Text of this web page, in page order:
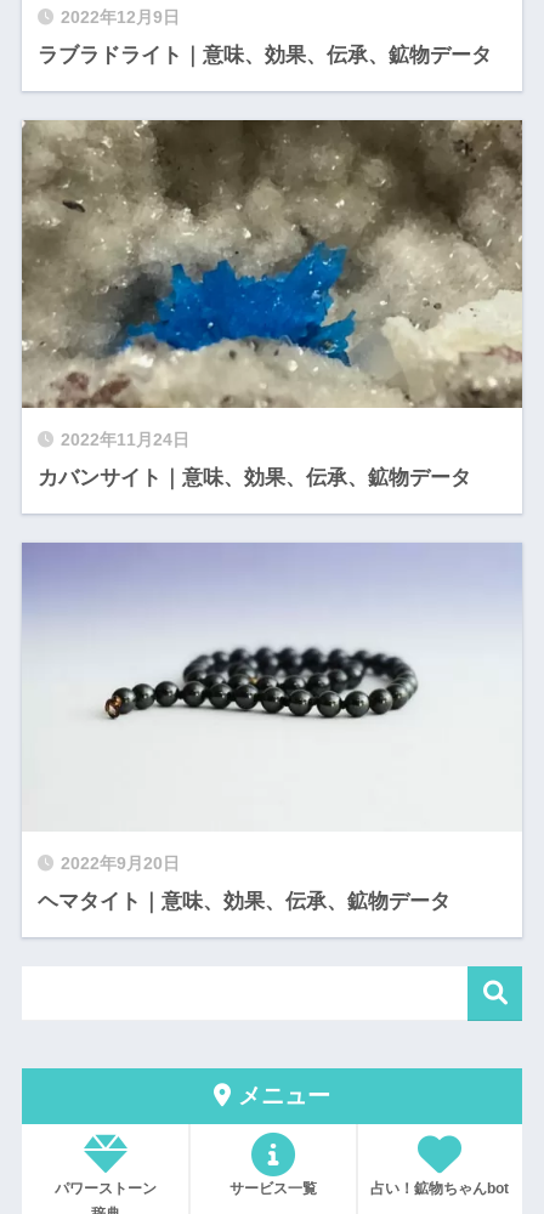
2022年12月9日
ラブラドライト｜意味、効果、伝承、鉱物データ
2022年11月24日
カバンサイト｜意味、効果、伝承、鉱物データ
2022年9月20日
ヘマタイト｜意味、効果、伝承、鉱物データ
メニュー
パワーストーン
サービス一覧 占い！鉱物ちゃんbot